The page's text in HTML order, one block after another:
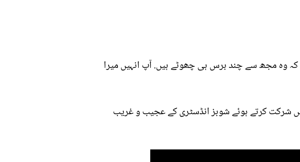
کہ وہ مجھ سے چند برس ہی چھوٹے ہیں. آپ انہیں میرا
شرکت کرتے ہوئے شوبز انڈسٹری کے عجیب و غریب